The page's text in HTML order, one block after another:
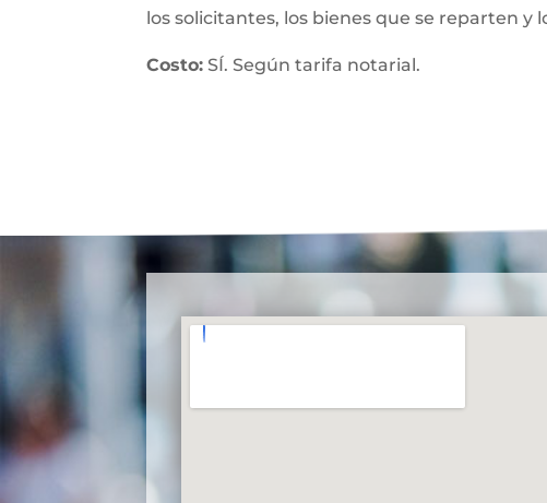
los solicitantes, los bienes que se reparten
Costo: SÍ. Según tarifa notarial.